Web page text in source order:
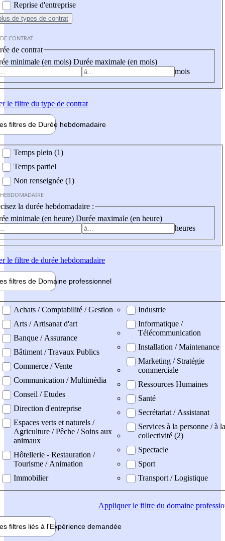
Reprise d'entreprise
de types de contrat
CONTRAT
de contrat
minimale (en mois) Durée maximale (en mois)
mois
le filtre du type de contrat
filtres de Durée hebdomadaire
Temps plein (1)
Temps partiel
Non renseignée (1)
la durée hebdomadaire :
minimale (en heure) Durée maximale (en heure)
heures
le filtre de durée hebdomadaire
filtres de Domaine professionnel
professionel
Achats / Comptabilité / Gestion
Arts / Artisanat d'art
Banque / Assurance
Bâtiment / Travaux Publics
Commerce / Vente
Communication / Multimédia
Conseil / Etudes
Direction d'entreprise
Espaces verts et naturels /
Agriculture / Pêche / Soins aux
animaux
Hôtellerie - Restauration /
Tourisme / Animation
Immobilier
Industrie
Informatique /
Télécommunication
Installation / Maintenance
Marketing / Stratégie
commerciale
Ressources Humaines
Santé
Secrétariat / Assistanat
Services à la personne / à la
collectivité (2)
Spectacle
Sport
Transport / Logistique
Appliquerle filtre du domaine
filtres liés à l'Expérience demandée